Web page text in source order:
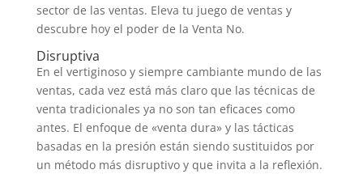
sector de las ventas. Eleva tu juego de ventas y
descubre hoy el poder de la Venta No.
Disruptiva
En el vertiginoso y siempre cambiante mundo de las
ventas, cada vez está más claro que las técnicas de
venta tradicionales ya no son tan eficaces como
antes. El enfoque de «venta dura» y las tácticas
basadas en la presión están siendo sustituidos por
un método más disruptivo y que invita a la reflexión.